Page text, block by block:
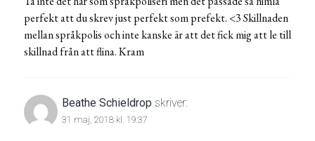
perfekt att du skrev just perfekt som prefekt. <3 Skillnaden
mellan språkpolis och inte kanske är att det fick mig att le till
skillnad från att flina. Kram
Beathe Schieldrop skriver:
31 maj, 2018 kl. 19:37